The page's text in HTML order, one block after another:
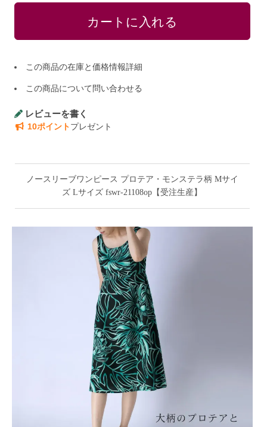
この商品の在庫と価格情報詳細
この商品について問い合わせる
レビューを書く
10ポイントプレゼント
ノースリーブワンピース プロテア・モンステラ柄 Mサイ
ズ Lサイズ fswr-21108op【受注生産】